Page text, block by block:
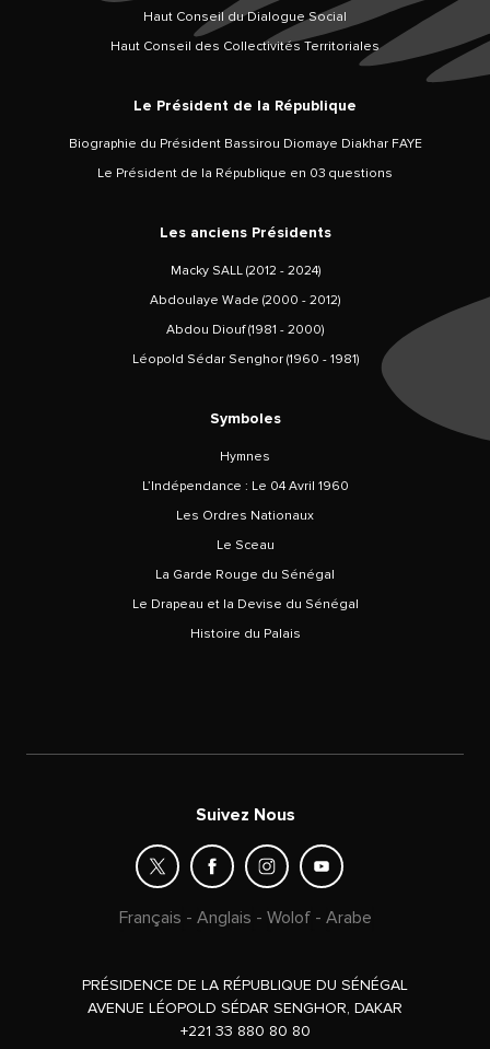
Haut Conseil du Dialogue Social
Haut Conseil des Collectivités Territoriales
Le Président de la République
Biographie du Président Bassirou Diomaye Diakhar FAYE
Le Président de la République en 03 questions
Les anciens Présidents
Macky SALL (2012 - 2024)
Abdoulaye Wade (2000 - 2012)
Abdou Diouf (1981 - 2000)
Léopold Sédar Senghor (1960 - 1981)
Symboles
Hymnes
L’Indépendance : Le 04 Avril 1960
Les Ordres Nationaux
Le Sceau
La Garde Rouge du Sénégal
Le Drapeau et la Devise du Sénégal
Histoire du Palais
Suivez Nous
Français - Anglais - Wolof- Arabe
PRÉSIDENCE DE LA RÉPUBLIQUE DU SÉNÉGAL
AVENUE LÉOPOLD SÉDAR SENGHOR, DAKAR
+221 33 880 80 80